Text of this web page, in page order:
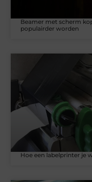
Beamer met scherm
populairder worden
Hoe een labelprinter je